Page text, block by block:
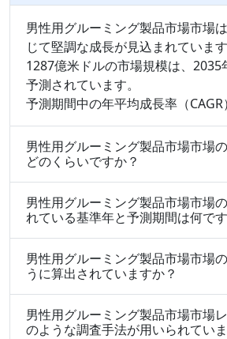
男性用グルーミング製品市場市場
じて堅調な成長が見込まれています
1287億米ドルの市場規模は、2035
予測されています。
予測期間中の年平均成長率（CAGR
男性用グルーミング製品市場市場
どのくらいですか？
男性用グルーミング製品市場市場
れている基準年と予測期間は何で
男性用グルーミング製品市場市場
うに算出されていますか？
男性用グルーミング製品市場市場
のような調査手法が用いられてい